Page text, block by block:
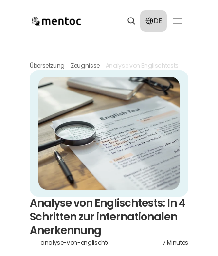
Select Language
DE
Übersetzung Zeugnisse Analyse von Englischtests
Analyse von Englischtests: In 4
Schritten zur internationalen
Anerkennung
analyse-von-englischtests 7Minutes